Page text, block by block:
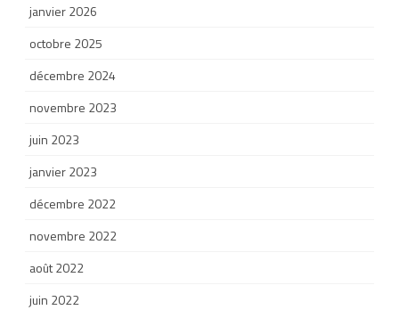
janvier 2026
octobre 2025
décembre 2024
novembre 2023
juin 2023
janvier 2023
décembre 2022
novembre 2022
août 2022
juin 2022